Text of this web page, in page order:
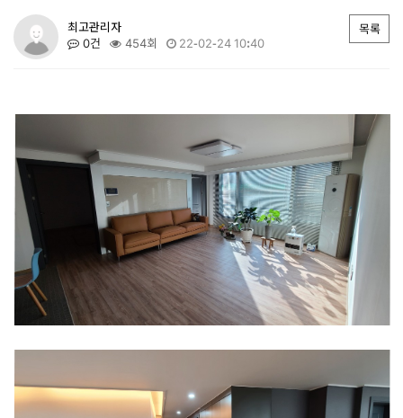
최고관리자
0건 454회 22-02-24 10:40
목록